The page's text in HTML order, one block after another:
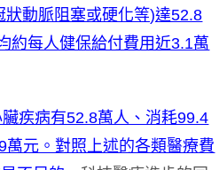
動脈阻塞或硬化等)達52.8
約每人健保給付費用近3.1萬
疾病有52.8萬人、消耗99.4
元。對照上述的各類醫療費